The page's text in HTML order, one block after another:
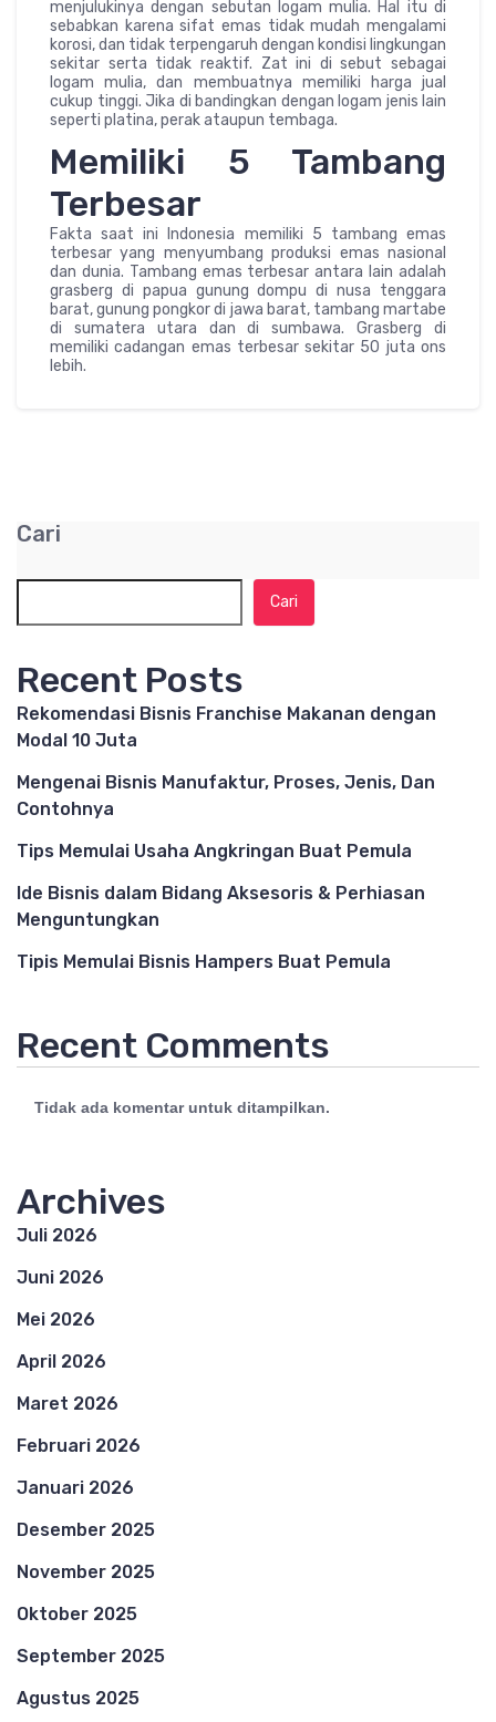
menjulukinya dengan sebutan logam mulia. Hal itu di
sebabkan karena sifat emas tidak mudah mengalami
korosi, dan tidak terpengaruh dengan kondisi lingkungan
sekitar serta tidak reaktif. Zat ini di sebut sebagai
logam mulia, dan membuatnya memiliki harga jual
cukup tinggi. Jika di bandingkan dengan logam jenis lain
seperti platina, perak ataupun tembaga.
Memiliki 5 Tambang
Terbesar
Fakta saat ini Indonesia memiliki 5 tambang emas
terbesar yang menyumbang produksi emas nasional
dan dunia. Tambang emas terbesar antara lain adalah
grasberg di papua gunung dompu di nusa tenggara
barat, gunung pongkor di jawa barat, tambang martabe
di sumatera utara dan di sumbawa. Grasberg di
memiliki cadangan emas terbesar sekitar 50 juta ons
lebih.
Cari
Cari
Recent Posts
Rekomendasi Bisnis Franchise Makanan dengan
Modal 10 Juta
Mengenai Bisnis Manufaktur, Proses, Jenis, Dan
Contohnya
Tips Memulai Usaha Angkringan Buat Pemula
Ide Bisnis dalam Bidang Aksesoris & Perhiasan
Menguntungkan
Tipis Memulai Bisnis Hampers Buat Pemula
Recent Comments
Tidak ada komentar untuk ditampilkan.
Archives
Juli 2026
Juni 2026
Mei 2026
April 2026
Maret 2026
Februari 2026
Januari 2026
Desember 2025
November 2025
Oktober 2025
September 2025
Agustus 2025